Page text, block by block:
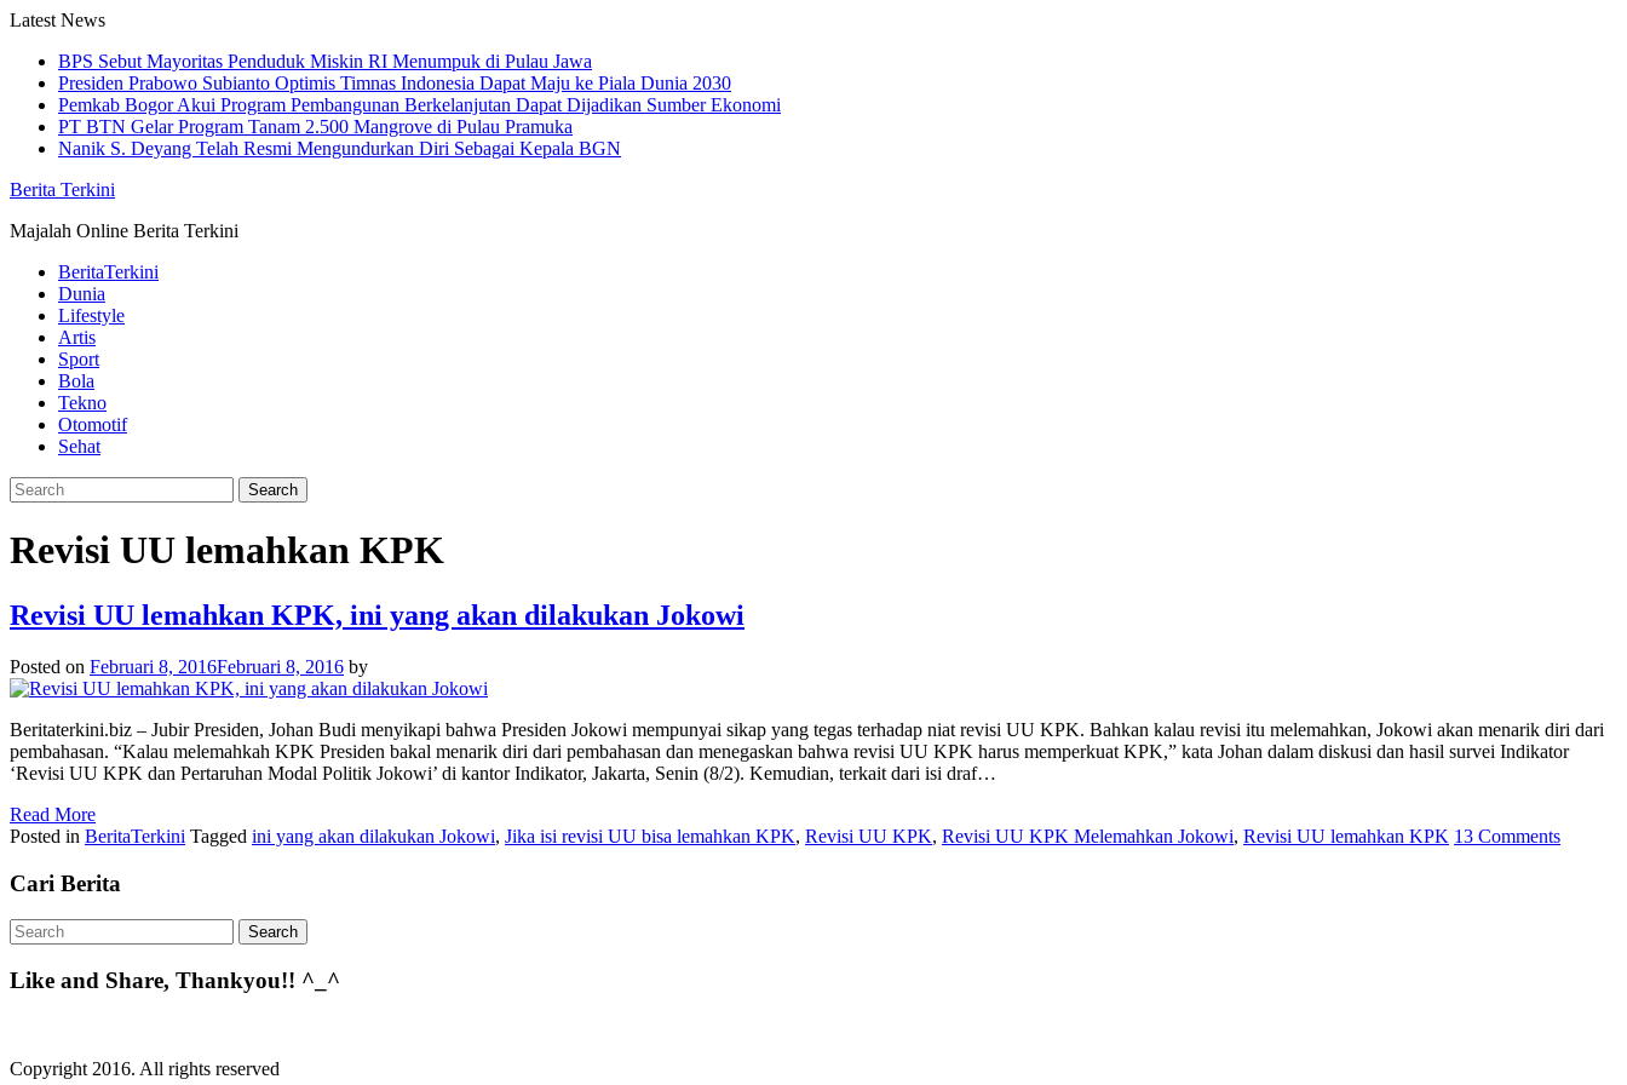
Skip
content
Latest News
BPS Sebut Mayoritas Penduduk Miskin RI Menumpuk di Pulau Jawa
Presiden Prabowo Subianto Optimis Timnas Indonesia Dapat Maju ke Piala Dunia 2030
Pemkab Bogor Akui Program Pembangunan Berkelanjutan Dapat Dijadikan Sumber Ekonomi
PT BTN Gelar Program Tanam 2.500 Mangrove di Pulau Pramuka
Nanik S. Deyang Telah Resmi Mengundurkan Diri Sebagai Kepala BGN
Berita Terkini
Majalah Online Berita Terkini
BeritaTerkini
Dunia
Lifestyle
Artis
Sport
Bola
Tekno
Otomotif
Sehat
Revisi UU lemahkan KPK
Revisi UU lemahkan KPK, ini yang akan dilakukan Jokowi
Posted on Februari 8, 2016Februari 8, 2016 by
Beritaterkini.biz – Jubir Presiden, Johan Budi menyikapi bahwa Presiden Jokowi mempunyai sikap yang tegas terhadap niat revisi UU KPK. Bahkan kalau revisi itu melemahkan, Jokowi akan menarik diri dari
pembahasan. “Kalau melemahkah KPK Presiden bakal menarik diri dari pembahasan dan menegaskan bahwa revisi UU KPK harus memperkuat KPK,” kata Johan dalam diskusi dan hasil survei Indikator
‘Revisi UU KPK dan Pertaruhan Modal Politik Jokowi’ di kantor Indikator, Jakarta, Senin (8/2). Kemudian, terkait dari isi draf…
Read More
Posted in BeritaTerkini Tagged ini yang akan dilakukan Jokowi, Jika isi revisi UU bisa lemahkan KPK, Revisi UU KPK, Revisi UU KPK Melemahkan Jokowi, Revisi UU lemahkan KPK 13 Comments
Cari Berita
Like and Share, Thankyou!! ^_^
Copyright 2016. All rights reserved